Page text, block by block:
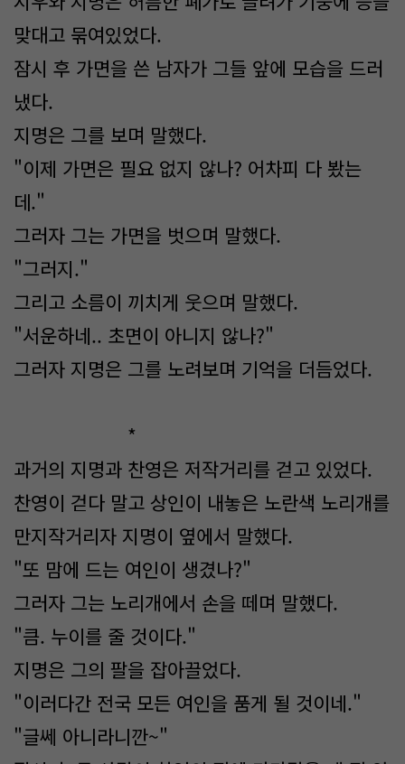
맞대고 묶여있었다.
잠시 후 가면을 쓴 남자가 그들 앞에 모습을 드러
냈다.
지명은 그를 보며 말했다.
"이제 가면은 필요 없지 않나? 어차피 다 봤는
데."
그러자 그는 가면을 벗으며 말했다.
"그러지."
그리고 소름이 끼치게 웃으며 말했다.
"서운하네.. 초면이 아니지 않나?"
그러자 지명은 그를 노려보며 기억을 더듬었다.
*
과거의 지명과 찬영은 저작거리를 걷고 있었다.
찬영이 걷다 말고 상인이 내놓은 노란색 노리개를
만지작거리자 지명이 옆에서 말했다.
"또 맘에 드는 여인이 생겼나?"
그러자 그는 노리개에서 손을 떼며 말했다.
"큼. 누이를 줄 것이다."
지명은 그의 팔을 잡아끌었다.
"이러다간 전국 모든 여인을 품게 될 것이네."
"글쎄 아니라니깐~"